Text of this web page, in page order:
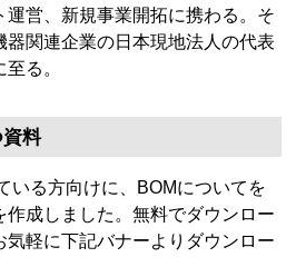
運営、新規事業開拓に携わる。そ
器関連企業の日本現地法人の代表
る。
料
いる方向けに、BOMについてを
作成しました。無料でダウンロー
気軽に下記バナーよりダウンロー